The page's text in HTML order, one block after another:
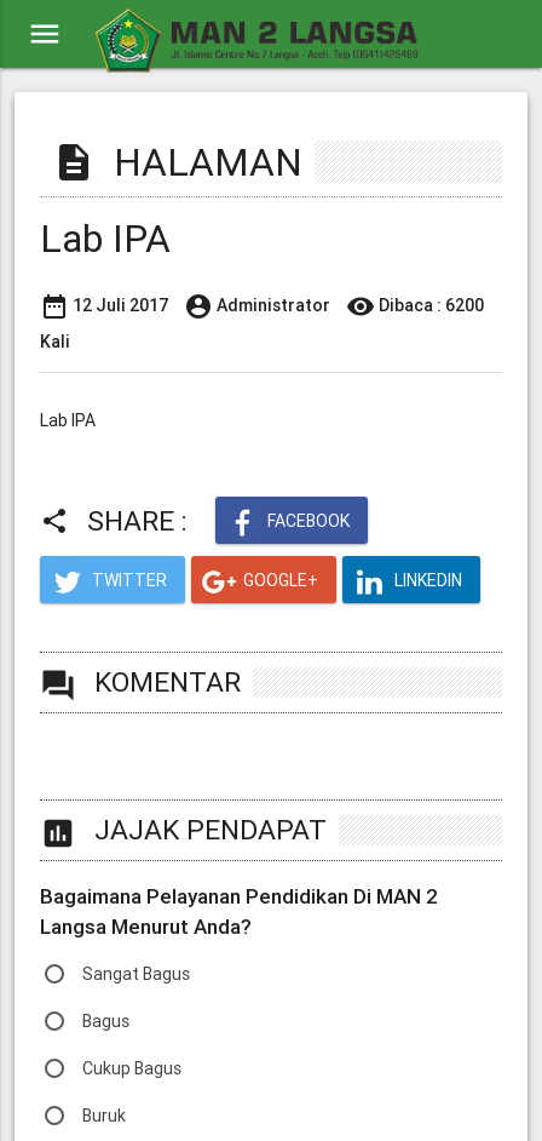
menu
description
HALAMAN
Lab IPA
date_range 12 Juli 2017 account_circle Administrator visibility Dibaca : 6200
Kali
Lab IPA
share SHARE : FACEBOOK
TWITTER GOOGLE+ LINKEDIN
forum KOMENTAR
poll JAJAK PENDAPAT
Bagaimana Pelayanan Pendidikan Di MAN 2
Langsa Menurut Anda?
Sangat Bagus
Bagus
Cukup Bagus
Buruk